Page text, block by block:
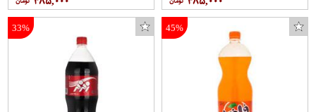
45%
33%